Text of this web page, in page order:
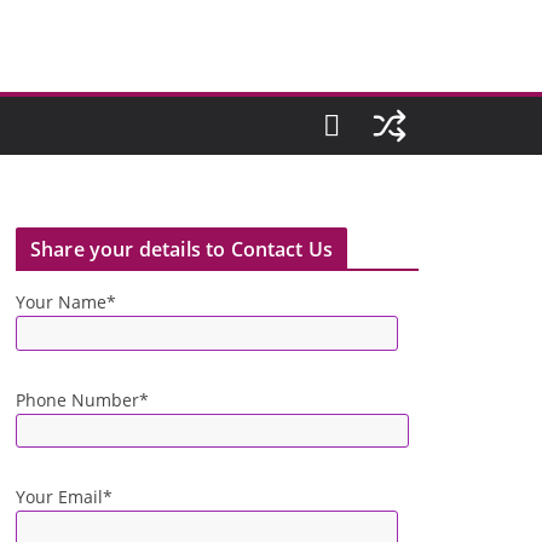
Share your details to Contact Us
Your Name*
Phone Number*
Your Email*